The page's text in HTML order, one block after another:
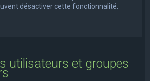
désactiver cette fonctionnalité.
utilisateurs et groupes